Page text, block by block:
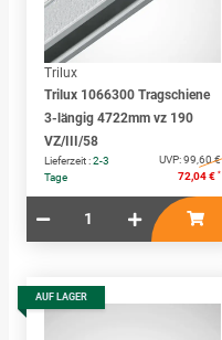
Trilux
Trilux 1066300 Tragschiene
3-längig 4722mm vz 190
VZ/III/58
Lieferzeit :2-3
Tage
UVP:99,60 €
72,04 € *
AUF LAGER